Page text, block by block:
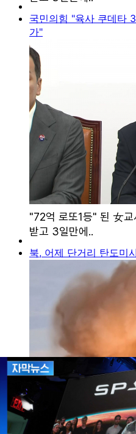
국민의힘 "육사 쿠데타
가"
북, 어제 단거리 탄도미